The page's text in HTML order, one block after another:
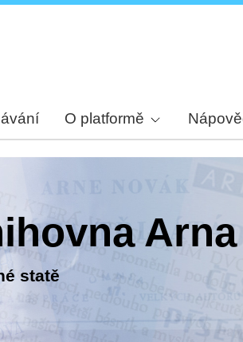
O platformě
statě